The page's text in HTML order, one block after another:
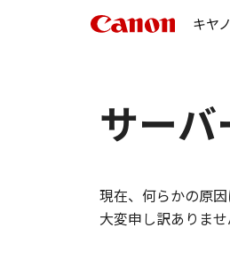
キヤ
サーバ
現在、何らかの原
大変申し訳ありま